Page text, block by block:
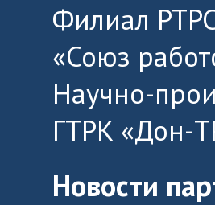
Филиал
«Союз
Научно-
ГТРК «Дон-
Новости